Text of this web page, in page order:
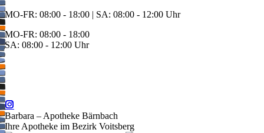
Zum
Inhalt
springen
MO-FR: 08:00 - 18:00 | SA: 08:00 - 12:00 Uhr
MO-FR: 08:00 - 18:00
SA: 08:00 - 12:00 Uhr
BEREITSCHAFT
+43 3142 62553
Barbara – Apotheke Bärnbach
Ihre Apotheke im Bezirk Voitsberg